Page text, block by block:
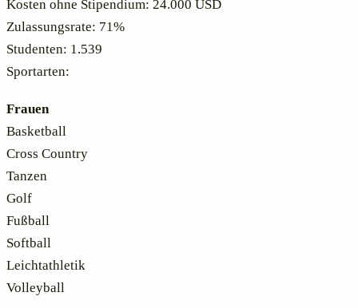
Kosten ohne Stipendium: 24.000 USD
Zulassungsrate: 71%
Studenten: 1.539
Sportarten:
Frauen
Basketball
Cross Country
Tanzen
Golf
Fußball
Softball
Leichtathletik
Volleyball